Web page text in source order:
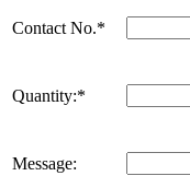
Contact No.*
Quantity:*
Message: